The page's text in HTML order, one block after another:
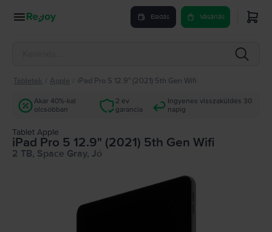
Eladás Vásárlás
Tabletek Apple iPad Pro 5 12.9" (2021) 5th Gen Wifi
Akár 40%-kal
olcsóbban
2 év
garancia
Ingyenes visszaküldés 30
napig
Tablet Apple
iPad Pro 5 12.9" (2021) 5th Gen Wifi
2 TB, Space Gray, Jó